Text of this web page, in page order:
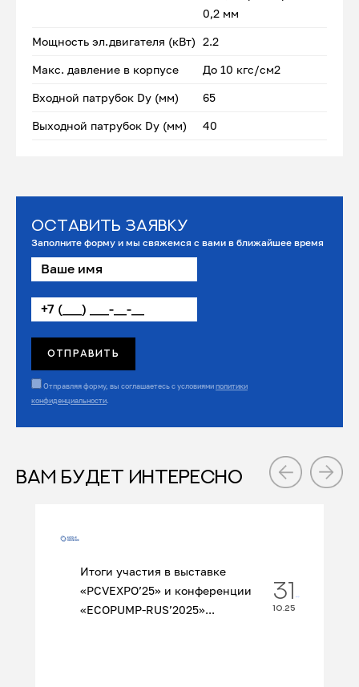
0,2 мм
Мощность эл.двигателя (кВт) 2.2
Макс. давление в корпусе До 10 кгс/см2
Входной патрубок Dу (мм) 65
Выходной патрубок Dу (мм) 40
Оставить заявку
Заполните форму и мы свяжемся с вами в ближайшее время
Отправляя форму, вы соглашаетесь с условиямиполитики
конфиденциальности.
ВАМ БУДЕТ ИНТЕРЕСНО
Итоги участия в выставке
«PCVEXPO’25» и конференции
«ECOPUMP‑RUS’2025»...
31
10.25